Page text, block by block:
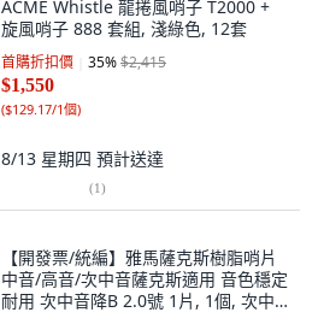
ACME Whistle 龍捲風哨子 T2000 +
旋風哨子 888 套組, 淺綠色, 12套
首購折扣價 35%$2,415
$1,550
($129.17/1個)
8/13 星期四 預計送達
(1)
【開發票/統編】雅馬薩克斯樹脂哨片
中音/高音/次中音薩克斯適用 音色穩定
耐用 次中音降B 2.0號 1片, 1個, 次中